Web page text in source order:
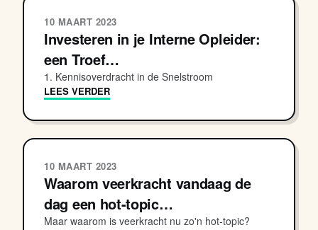
10 MAART 2023
Investeren in je Interne Opleider:
een Troef…
1. Kennisoverdracht in de Snelstroom
LEES VERDER
10 MAART 2023
Waarom veerkracht vandaag de
dag een hot-topic…
Maar waarom is veerkracht nu zo'n hot-topic?